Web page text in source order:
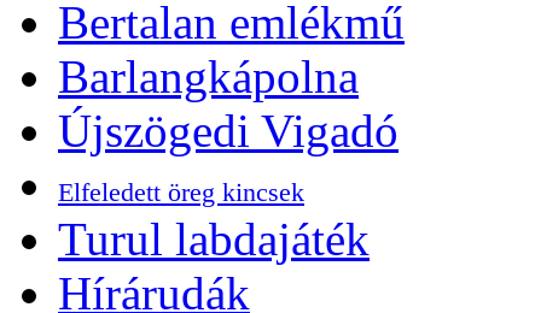
Bertalan emlékmű
Barlangkápolna
Újszögedi Vigadó
Elfeledett öreg kincsek
Turul labdajáték
Hírárudák